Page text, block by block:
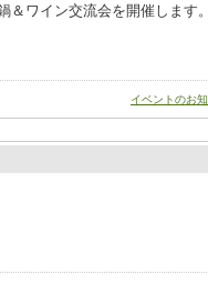
＆ワイン交流会を開催します
イベントのお